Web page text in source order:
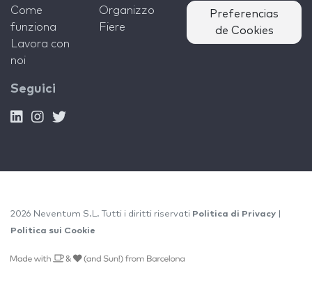
Come
funziona
Lavora con
noi
Organizzo
Fiere
Preferencias
de Cookies
Seguici
2026 Neventum S.L. Tutti i diritti riservati Politica di Privacy
Politica sui Cookie